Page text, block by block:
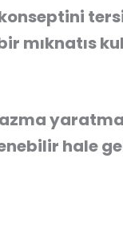
mıknatıs
hale